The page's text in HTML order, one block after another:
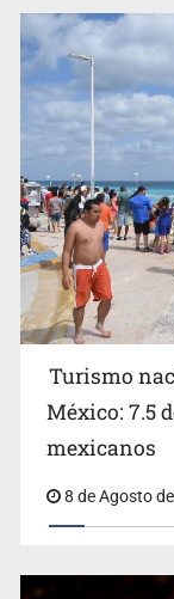
EU reanudará
Michoacán
Belinda se
Turismo
México: 7.5
mexicanos
8 de Agosto